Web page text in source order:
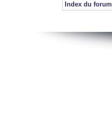
Index du forum